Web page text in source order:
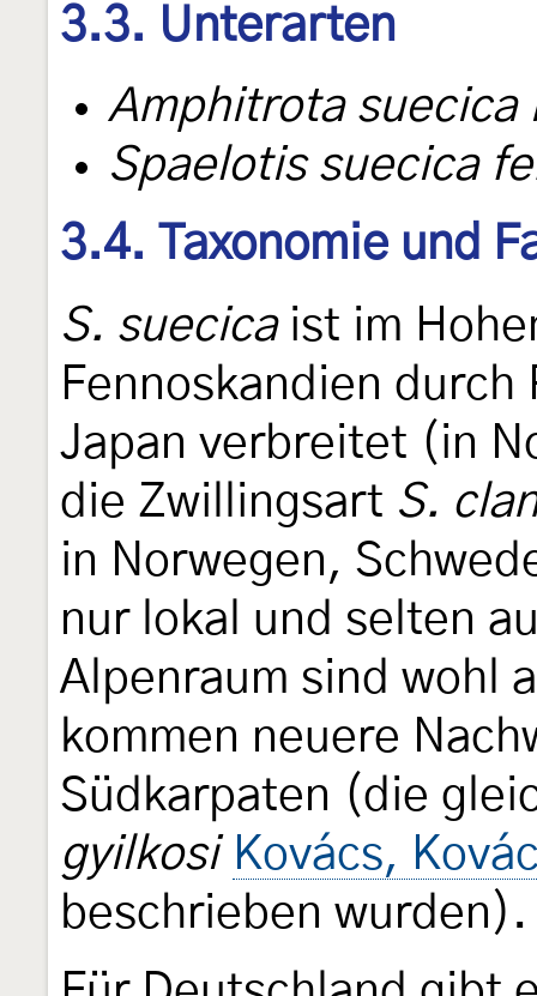
3.3. Unterarten
Amphitrota suecica
Spaelotis suecica
3.4. Taxonomie und
S. suecicaist im
Fennoskandien durch
Japan verbreitet (in
die Zwillingsart S.
in Norwegen,
nur lokal und selten
Alpenraum sind wohl
kommen neuere
Südkarpaten (die
gyilkosi Kovács,
beschrieben wurden).